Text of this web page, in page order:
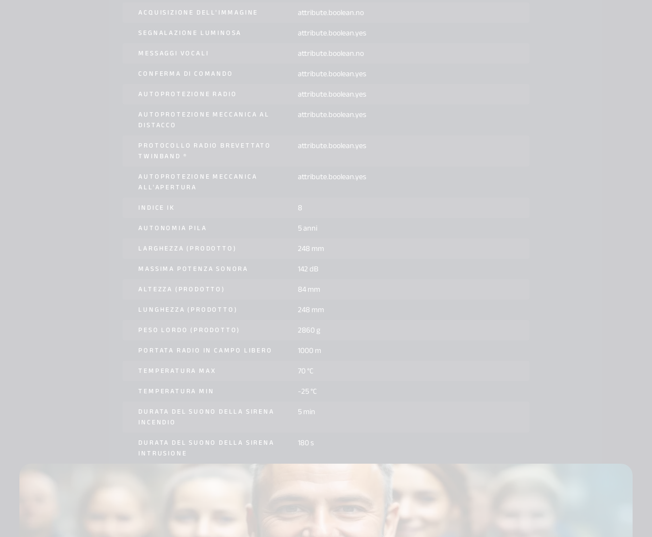
ACQUISIZIONE DELL'IMMAGINE attribute.boolean.no
SEGNALAZIONE LUMINOSA attribute.boolean.yes
MESSAGGI VOCALI attribute.boolean.no
CONFERMA DI COMANDO attribute.boolean.yes
AUTOPROTEZIONE RADIO attribute.boolean.yes
AUTOPROTEZIONE MECCANICA AL
DISTACCO
attribute.boolean.yes
PROTOCOLLO RADIO BREVETTATO
TWINBAND ®
attribute.boolean.yes
AUTOPROTEZIONE MECCANICA
ALL'APERTURA
attribute.boolean.yes
INDICE IK 8
AUTONOMIA PILA 5 anni
LARGHEZZA (PRODOTTO) 248 mm
MASSIMA POTENZA SONORA 142 dB
ALTEZZA (PRODOTTO) 84 mm
LUNGHEZZA (PRODOTTO) 248 mm
PESO LORDO (PRODOTTO) 2860 g
PORTATA RADIO IN CAMPO LIBERO 1000 m
TEMPERATURA MAX 70 °C
TEMPERATURA MIN -25 °C
DURATA DEL SUONO DELLA SIRENA
INCENDIO
5 min
DURATA DEL SUONO DELLA SIRENA
INTRUSIONE
180 s